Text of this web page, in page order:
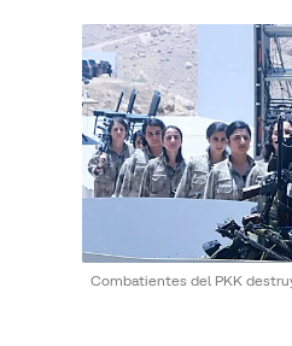
Combatientes del PKK